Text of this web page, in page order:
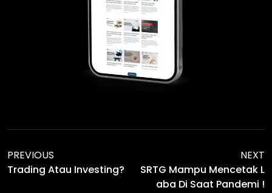
PREVIOUS
Trading Atau Investing?
NEXT
SRTG Mampu Mencetak L
Aba Di Saat Pandemi !